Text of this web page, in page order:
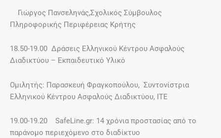
Γιώργος Πανσεληνάς,Σχολικός Σύμβουλος
Πληροφορικής Περιφέρειας Κρήτης
18.50-19.00 Δράσεις Ελληνικού Κέντρου Ασφαλούς
Διαδικτύου – Εκπαιδευτικό Υλικό
Ομιλητής: Παρασκευή Φραγκοπούλου, Συντονίστρια
Ελληνικού Κέντρου Ασφαλούς Διαδικτύου, ΙΤΕ
19.00-19.20 SafeLine.gr: 14 χρόνια προστασίας από το
παράνομο περιεχόμενο στο διαδίκτυο